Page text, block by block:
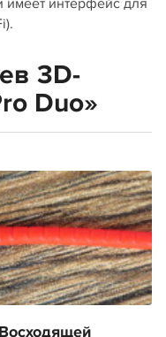
имеет интерфейс для
3D-
Duo»